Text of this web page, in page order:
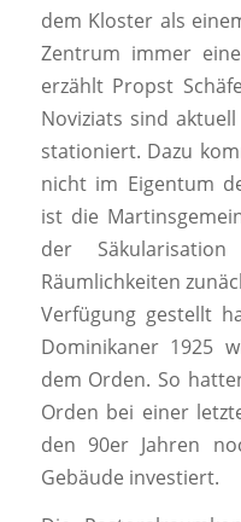
dem Kloster als
Zentrum immer
erzählt Propst
Noviziats sind
stationiert. Dazu
nicht im Eigentum
ist die
der
Räumlichkeiten
Verfügung gestellt
Dominikaner 1925
dem Orden. So
Orden bei einer
den 90er Jahren
Gebäude investiert.